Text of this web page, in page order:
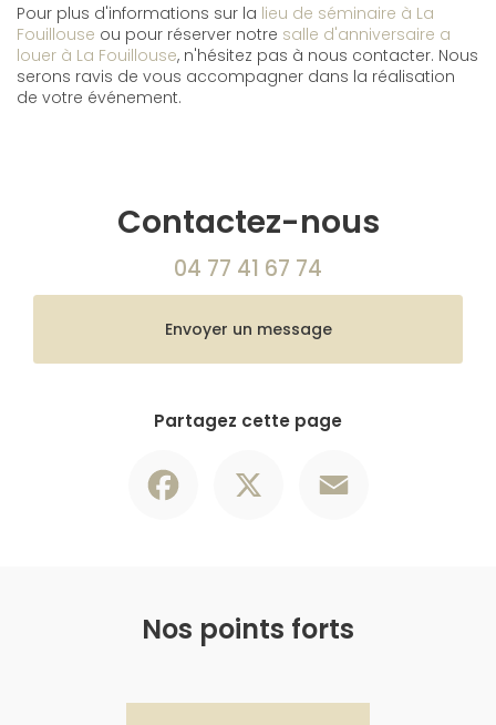
Pour plus d'informations sur la lieu de séminaire à La
Fouillouse ou pour réserver notre salle d'anniversaire a
louer à La Fouillouse, n'hésitez pas à nous contacter. Nous
serons ravis de vous accompagner dans la réalisation
de votre événement.
Contactez-nous
04 77 41 67 74
Envoyer un message
Partagez cette page
Nos points forts